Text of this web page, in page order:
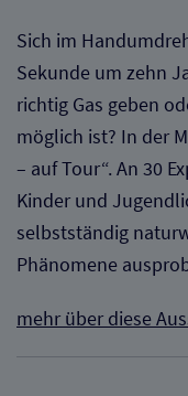
Sich im
Sekunde um zehn
richtig Gas geben
möglich ist? In der
– auf Tour“. An 30
Kinder und
selbstständig
Phänomene
mehr über diese